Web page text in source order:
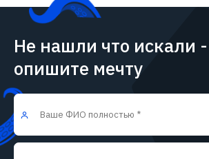
Не нашли что искали -
опишите мечту